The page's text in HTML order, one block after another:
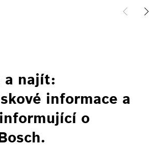
a najít:
informace a
o